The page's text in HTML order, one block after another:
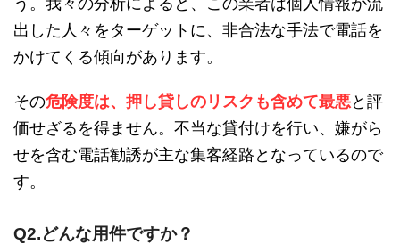
出した人々をターゲットに、非合法な手法で電話を
かけてくる傾向があります。
その危険度は、押し貸しのリスクも含めて最悪と評
価せざるを得ません。不当な貸付けを行い、嫌がら
せを含む電話勧誘が主な集客経路となっているので
す。
Q2.どんな用件ですか？